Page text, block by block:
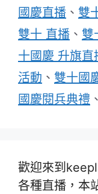
國慶直播 、 雙
雙十 直播 、 雙
十國慶 升旗直
活動 、 雙十國
國慶閱兵典禮 、
歡迎來到
各種直播，本